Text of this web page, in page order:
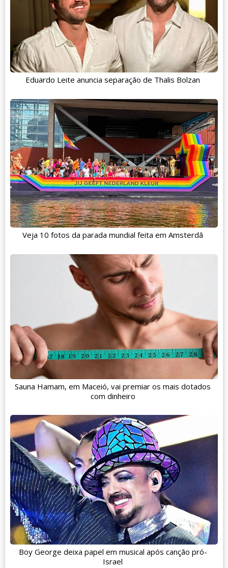
Eduardo Leite anuncia separação de Thalis Bolzan
Veja 10 fotos da parada mundial feita em Amsterdã
Sauna Hamam, em Maceió, vai premiar os mais dotados
com dinheiro
Boy George deixa papel em musical após canção pró-
Israel